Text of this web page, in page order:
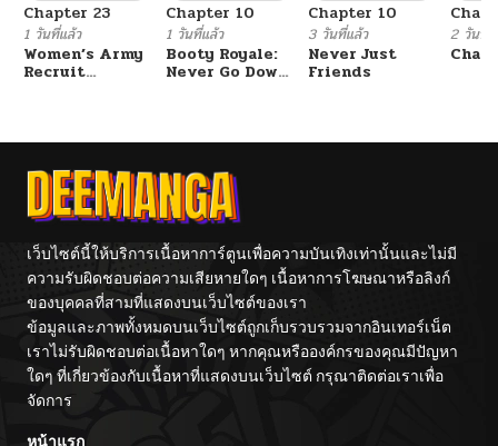
Chapter 23
1 วันที่แล้ว
Women’s Army
Recruit
Chapter 10
1 วันที่แล้ว
Booty Royale:
Never Go Down
Chapter 10
3 วันที่แล้ว
Never Just
Friends
2 วันที่แ
เว็บไซต์นี้ให้บริการเนื้อหาการ์ตูนเพื่อความบันเทิงเท่านั้นและไม่มี
ความรับผิดชอบต่อความเสียหายใดๆ เนื้อหาการโฆษณาหรือลิงก์
ของบุคคลที่สามที่แสดงบนเว็บไซต์ของเรา
ข้อมูลและภาพทั้งหมดบนเว็บไซต์ถูกเก็บรวบรวมจากอินเทอร์เน็ต
เราไม่รับผิดชอบต่อเนื้อหาใดๆ หากคุณหรือองค์กรของคุณมีปัญหา
ใดๆ ที่เกี่ยวข้องกับเนื้อหาที่แสดงบนเว็บไซต์ กรุณาติดต่อเราเพื่อ
จัดการ
หน้าแรก